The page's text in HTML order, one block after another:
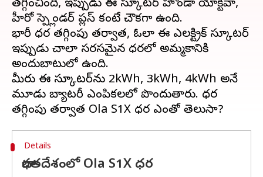
తగ్గించింది, ఇప్పుడు ఈ స్కూటర్ హోండా యాక్టివా,
హీరో స్ప్లెండర్ ప్లస్ కంటే చౌకగా ఉంది.
భారీ ధర తగ్గింపు తర్వాత, ఓలా ఈ ఎలక్ట్రిక్ స్కూటర్
ఇప్పుడు చాలా సరసమైన ధరలో అమ్మకానికి
అందుబాటులో ఉంది.
మీరు ఈ స్కూటర్‌ను 2kWh, 3kWh, 4kWh అనే
మూడు బ్యాటరీ ఎంపికలలో పొందుతారు. ధర
Details
భారతదేశంలో Ola S1X ధర